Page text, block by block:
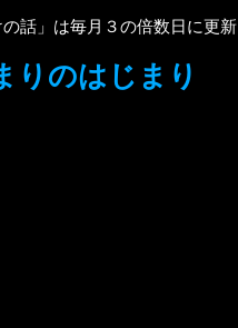
話」は毎月３の倍数日に更新
りのはじまり